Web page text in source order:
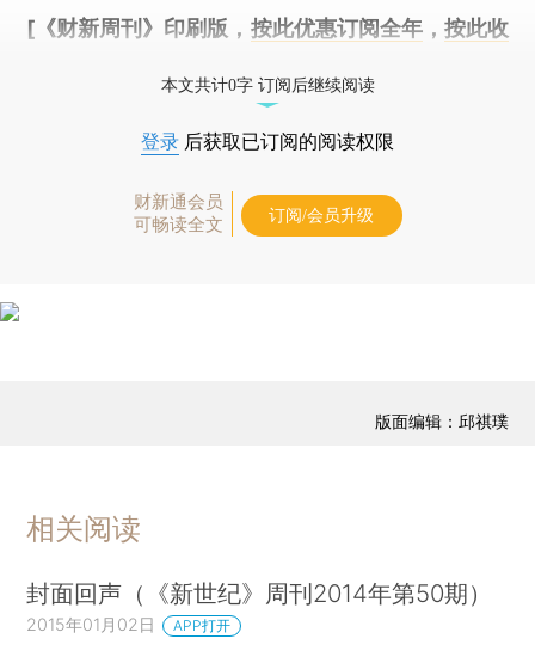
[《财新周刊》印刷版， 按此优惠订阅全年， 按此收
本文共计0字 订阅后继续阅读
登录 后获取已订阅的阅读权限
财新通会员
可畅读全文
订阅/会员升级
版面编辑：邱祺璞
相关阅读
封面回声（《新世纪》周刊2014年第50期）
2015年01月02日 APP打开